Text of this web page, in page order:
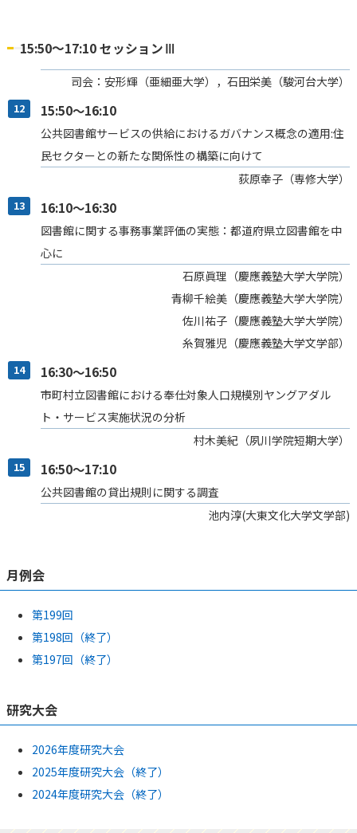
15:50～17:10 セッションⅢ
司会：安形輝（亜細亜大学），石田栄美（駿河台大学）
12 15:50～16:10
公共図書館サービスの供給におけるガバナンス概念の適用:住
民セクターとの新たな関係性の構築に向けて
荻原幸子（専修大学）
13 16:10～16:30
図書館に関する事務事業評価の実態：都道府県立図書館を中
心に
石原眞理（慶應義塾大学大学院）
青柳千絵美（慶應義塾大学大学院）
佐川祐子（慶應義塾大学大学院）
糸賀雅児（慶應義塾大学文学部）
14 16:30～16:50
市町村立図書館における奉仕対象人口規模別ヤングアダル
ト・サービス実施状況の分析
村木美紀（夙川学院短期大学）
15 16:50～17:10
公共図書館の貸出規則に関する調査
池内淳(大東文化大学文学部)
月例会
第199回
第198回（終了）
第197回（終了）
研究大会
2026年度研究大会
2025年度研究大会（終了）
2024年度研究大会（終了）